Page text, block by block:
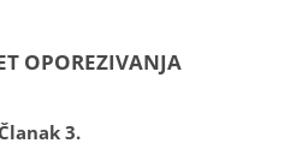
OPOREZIVANJA
Članak 3.